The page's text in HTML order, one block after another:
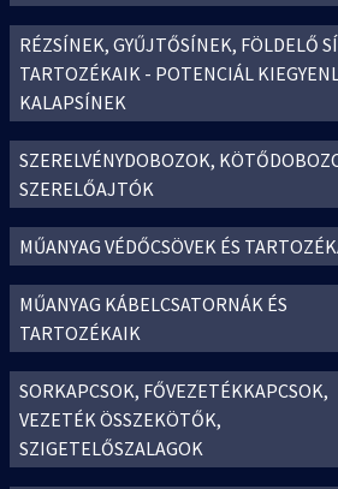
RÉZSÍNEK, GYŰJTŐSÍNEK, FÖLDELŐ
TARTOZÉKAIK - POTENCIÁL
KALAPSÍNEK
SZERELVÉNYDOBOZOK,
SZERELŐAJTÓK
MŰANYAG VÉDŐCSÖVEK ÉS
MŰANYAG KÁBELCSATORNÁK ÉS
TARTOZÉKAIK
SORKAPCSOK, FŐVEZETÉKKAPCSOK,
VEZETÉK ÖSSZEKÖTŐK,
SZIGETELŐSZALAGOK